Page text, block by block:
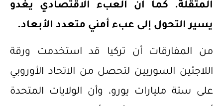
المثقلة. كما أن العبء الاقتصادي يغدو
يسير التحول إلى عبء أمني متعدد الأبعاد.
من المفارقات أن تركيا قد استخدمت ورقة
اللاجئين السوريين لتحصل من الاتحاد الأوروبي
على ستة مليارات يورو، وأن الولايات المتحدة